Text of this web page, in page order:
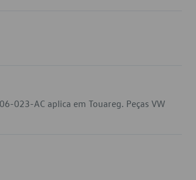
023-AC aplica em Touareg. Peças VW